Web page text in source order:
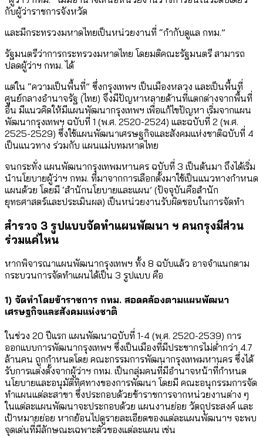
กับผู้ว่าราชการจังหวัด
และมีกระทรวงมหาดไทยเป็นหน่วยงานที่ “กำกับดูแล กทม.”
รัฐมนตรีว่าการกระทรวงมหาดไทย โดยมติคณะรัฐมนตรี สามารถ
ปลดผู้ว่าฯ ​กทม. ได้
แต่ใน “ความเป็นพื้นที่” ซึ่งกรุงเทพฯ เป็นเมืองหลวง และเป็นพื้นที่
ศูนย์กลางอำนาจรัฐ (ไทย) จึงมีปัญหาหลายด้านที่แตกต่างจากพื้นที่
อื่น มีแนวคิดให้มีแผนพัฒนากรุงเทพฯ เพื่อแก้ไขปัญหา เริ่มจากแผน
พัฒนากรุงเทพฯ ฉบับที่ 1 (พ.ศ. 2520-2524) และฉบับที่ 2 (พ.ศ.
2525-2529) ซึ่งใช้แผนพัฒนาเศรษฐกิจและสังคมแห่งชาติฉบับที่ 4
เป็นแนวทาง ร่วมกับ แผนแม่บทมหาดไทย
จนกระทั่ง แผนพัฒนากรุงเทพมหานคร ฉบับที่ 3 เป็นต้นมา ถึงได้เริ่ม
นำนโยบายผู้ว่าฯ กทม. ที่มาจากการเลือกตั้งมาใช้เป็นแนวทางกำหนด
แผนด้วย โดยมี ‘สำนักนโยบายและแผน’ (ปัจจุบันคือสำนัก
ยุทธศาสตร์และประเมินผล) เป็นหน่วยงานรับผิดชอบในการจัดทำ
สำรวจ 3 รูปแบบจัดทำแผนพัฒนา ฯ คนกรุงมีส่วน
ร่วมแค่ไหน
หากพิจารณาแผนพัฒนากรุงเทพฯ ทั้ง 8 ฉบับแล้ว อาจจำแนกตาม
กระบวนการจัดทำแผนได้เป็น 3 รูปแบบ คือ
1) จัดทำโดยข้าราชการ กทม. สอดคล้องตามแผนพัฒนา
เศรษฐกิจและสังคมแห่งชาติ
ในช่วง 20 ปีแรก แผนพัฒนาฉบับที่ 1-4 (พ.ศ. 2520-2539) การ
ออกแบบการพัฒนากรุงเทพฯ ซึ่งเป็นเมืองที่มีประชากรไม่ต่ำกว่า 4.7
ล้านคน ถูกกำหนดโดย คณะกรรมการพัฒนากรุงเทพมหานคร ซึ่งได้
รับการแต่งตั้งจากผู้ว่าฯ กทม. เป็นกลุ่มคนที่มีอำนาจหน้าที่กำหนด
นโยบายและอนุมัติทิศทางของการพัฒนา โดยมี คณะอนุกรรมการจัด
ทำแผนแต่ละสาขา ซึ่งประกอบด้วยข้าราชการจากหน่วยงานต่าง ๆ
ในแต่ละแผนพัฒนาจะประกอบด้วย แผนงานย่อย วัตถุประสงค์ และ
เป้าหมายย่อย หากย้อนไปดูรายละเอียดของแต่ละแผนพัฒนาฯ จะพบ
จุดเด่นที่มีลักษณะเฉพาะตัวของแต่ละแผน เช่น